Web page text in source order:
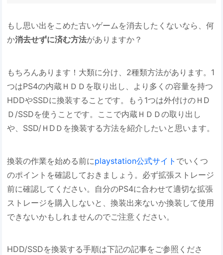
もし思い出をこめた古いゲームを消去したくないなら、何
か消去せずに済む方法がありますか？
もちろんあります！大類に分け、2種類方法があります。1
つはPS4の内蔵ＨＤＤを取り出し、より多くの容量を持つ
HDDやSSDに換装することです。もう1つは外付けのＨD
Ｄ/SSDを使うことです。ここで内蔵ＨＤＤの取り出し
や、SSD/ＨDＤを換装する方法を紹介したいと思います。
換装の作業を始める前にplaystation公式サイト でいくつ
のポイントを確認しておきましょう。必ず拡張ストレージ
前に確認してください。自分のPS4に合わせて適切な拡張
ストレージを購入しないと、換装出来ないか換装して使用
できないかもしれませんのでご注意ください。
HDD/SSDを換装する手順は下記の記事をご参照くださ